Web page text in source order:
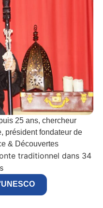
25 ans, chercheur
président fondateur de
& Découvertes
traditionnel dans 34